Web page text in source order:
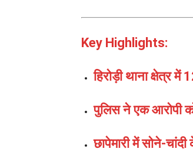
Key Highlights:
हिरोड़ी थाना क्षेत्र
पुलिस ने एक आरोपी
छापेमारी में सोने-